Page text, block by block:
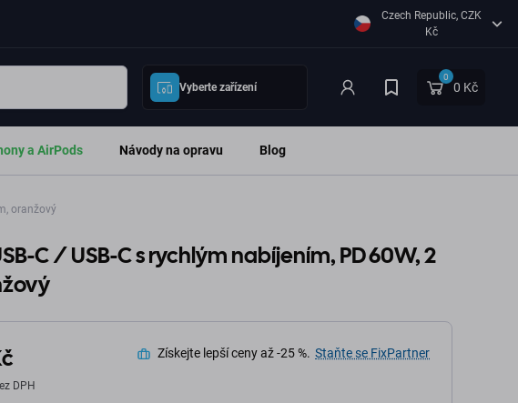
Czech Republic, CZK
Kč
Vyberte zařízení
0
0 Kč
a AirPods Návody na opravu Blog
oranžový
C / USB-C s rychlým nabíjením, PD 60W, 2
DPH
Získejte lepší ceny až -25 %. Staňte se FixPartner